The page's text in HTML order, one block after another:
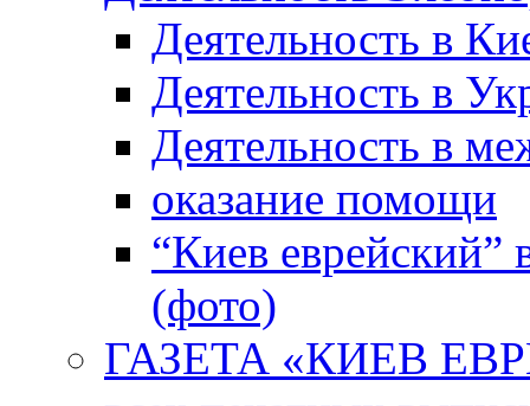
Деятельность в
Деятельность в
Деятельность в
оказание помощи
“Киев еврейский”
(фото)
ГАЗЕТА «КИЕВ